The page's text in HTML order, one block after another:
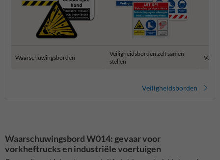
Waarschuwingsborden
Veiligheidsborden zelf samen
stellen
Veiligheidsborden
Waarschuwingsbord W014: gevaar voor
vorkheftrucks en industriële voertuigen